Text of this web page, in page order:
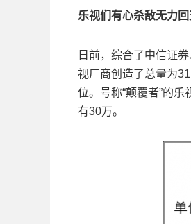
乐视们有心杀敌无力回
日前，综合了中信证
视厂商创造了总量为
位。号称“颠覆者”的
有30万。